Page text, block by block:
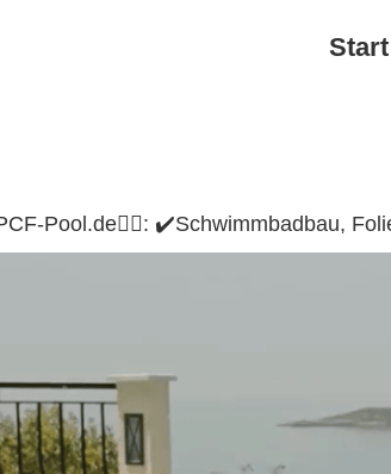
Start
Pool.de🏊🏼: ✔️Schwimmbadbau,